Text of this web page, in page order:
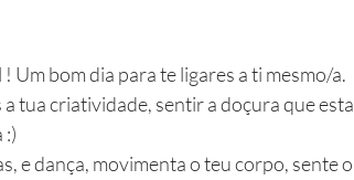
Um bom dia para te ligares a ti mesmo/a.
tua criatividade, sentir a doçura que esta
:)
e dança, movimenta o teu corpo, sente o